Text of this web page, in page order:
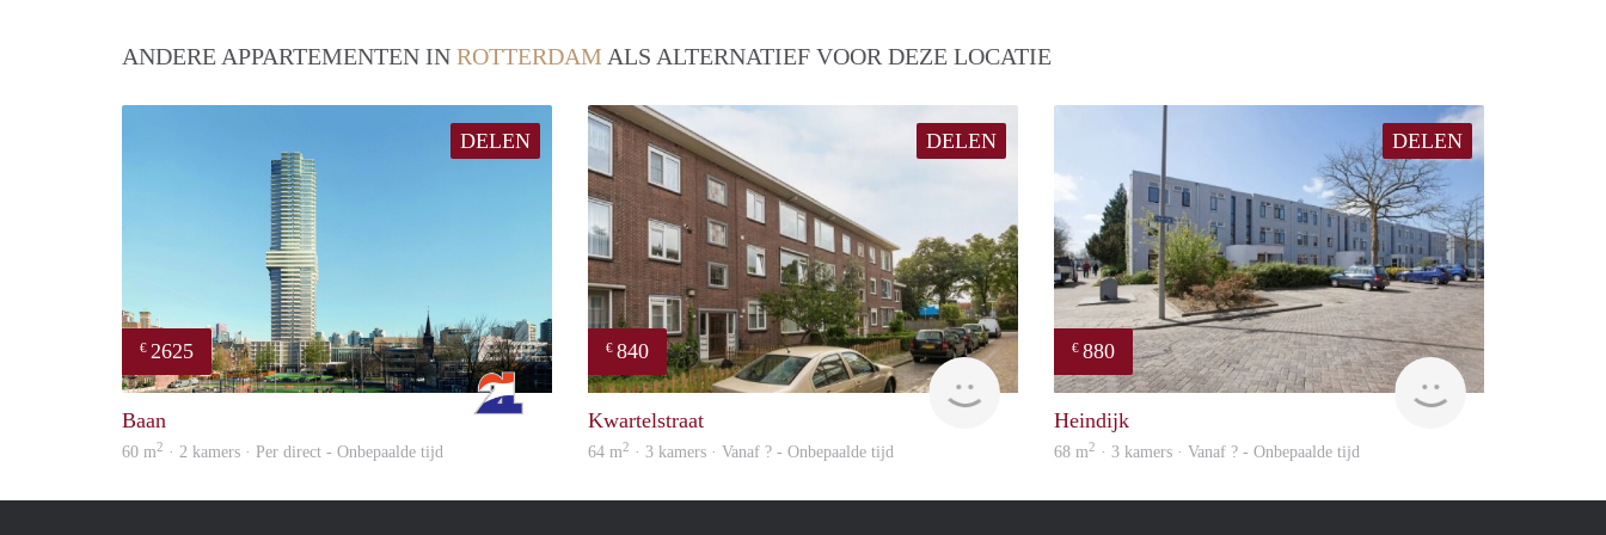
ANDERE APPARTEMENTEN IN ROTTERDAM ALS ALTERNATIEF VOOR DEZE LOCATIE
DELEN
€ 2625
Rotterdam
Baan
60 m2 · 2 kamers · Per direct - Onbepaalde tijd
DELEN
€ 840
Kwartelstraat
64 m2 · 3 kamers · Vanaf ? - Onbepaalde tijd
DELEN
€ 880
rent
Heindijk
68 m2 · 3 kamers · Vanaf ? - Onbepaalde tijd